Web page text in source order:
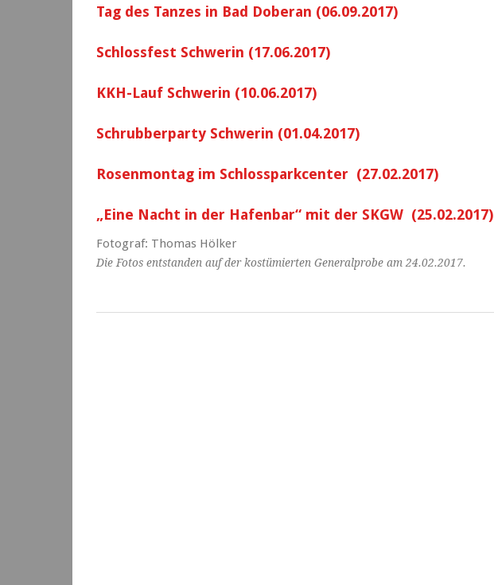
Tag des Tanzes in Bad Doberan (06.09.2017)
Schlossfest Schwerin (17.06.2017)
KKH-Lauf Schwerin (10.06.2017)
Schrubberparty Schwerin (01.04.2017)
Rosenmontag im Schlossparkcenter (27.02.2017)
„Eine Nacht in der Hafenbar“ mit der SKGW (25.02.2017)
Fotograf: Thomas Hölker
Die Fotos entstanden auf der kostümierten Generalprobe am 24.02.2017.